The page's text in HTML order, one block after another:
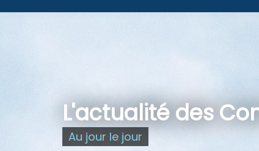
L'actualité des
Au jour le jour